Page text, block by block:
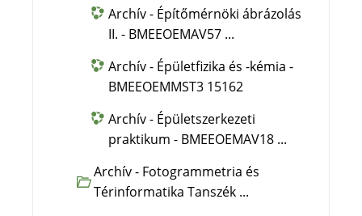
Archív - Építőmérnöki ábrázolás
II. - BMEEOEMAV57 ...
Archív - Épületfizika és -kémia -
BMEEOEMMST3 15162
Archív - Épületszerkezeti
praktikum - BMEEOEMAV18 ...
Archív - Fotogrammetria és
Térinformatika Tanszék ...